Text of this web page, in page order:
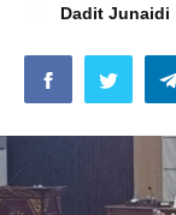
Dadit Junaidi